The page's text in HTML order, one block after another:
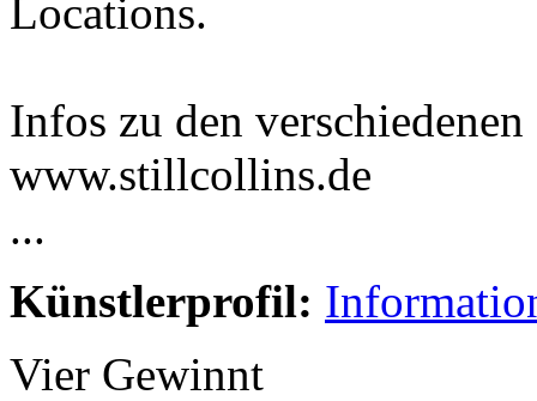
Locations.
Infos zu den
www.stillcollins.de
...
Künstlerprofil:
Vier Gewinnt